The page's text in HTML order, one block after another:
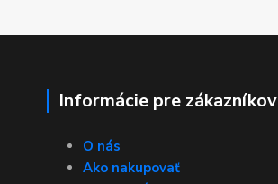
Informácie pre zákazníkov
O nás
Ako nakupovať